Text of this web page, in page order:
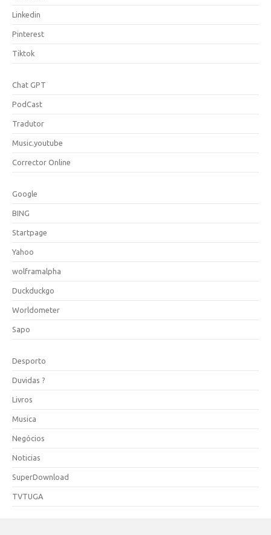
Linkedin
Pinterest
Tiktok
Chat GPT
PodCast
Tradutor
Music.youtube
Corrector Online
Google
BING
Startpage
Yahoo
wolframalpha
Duckduckgo
Worldometer
Sapo
Desporto
Duvidas ?
Livros
Musica
Negócios
Noticias
SuperDownload
TVTUGA